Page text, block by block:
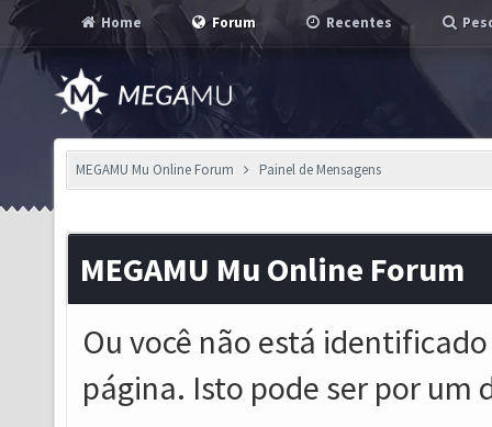
Home Forum Recentes
MEGAMU Mu Online Forum Painel de Mensagens
MEGAMU Mu Online Forum
Ou você não está
página. Isto pode ser por um